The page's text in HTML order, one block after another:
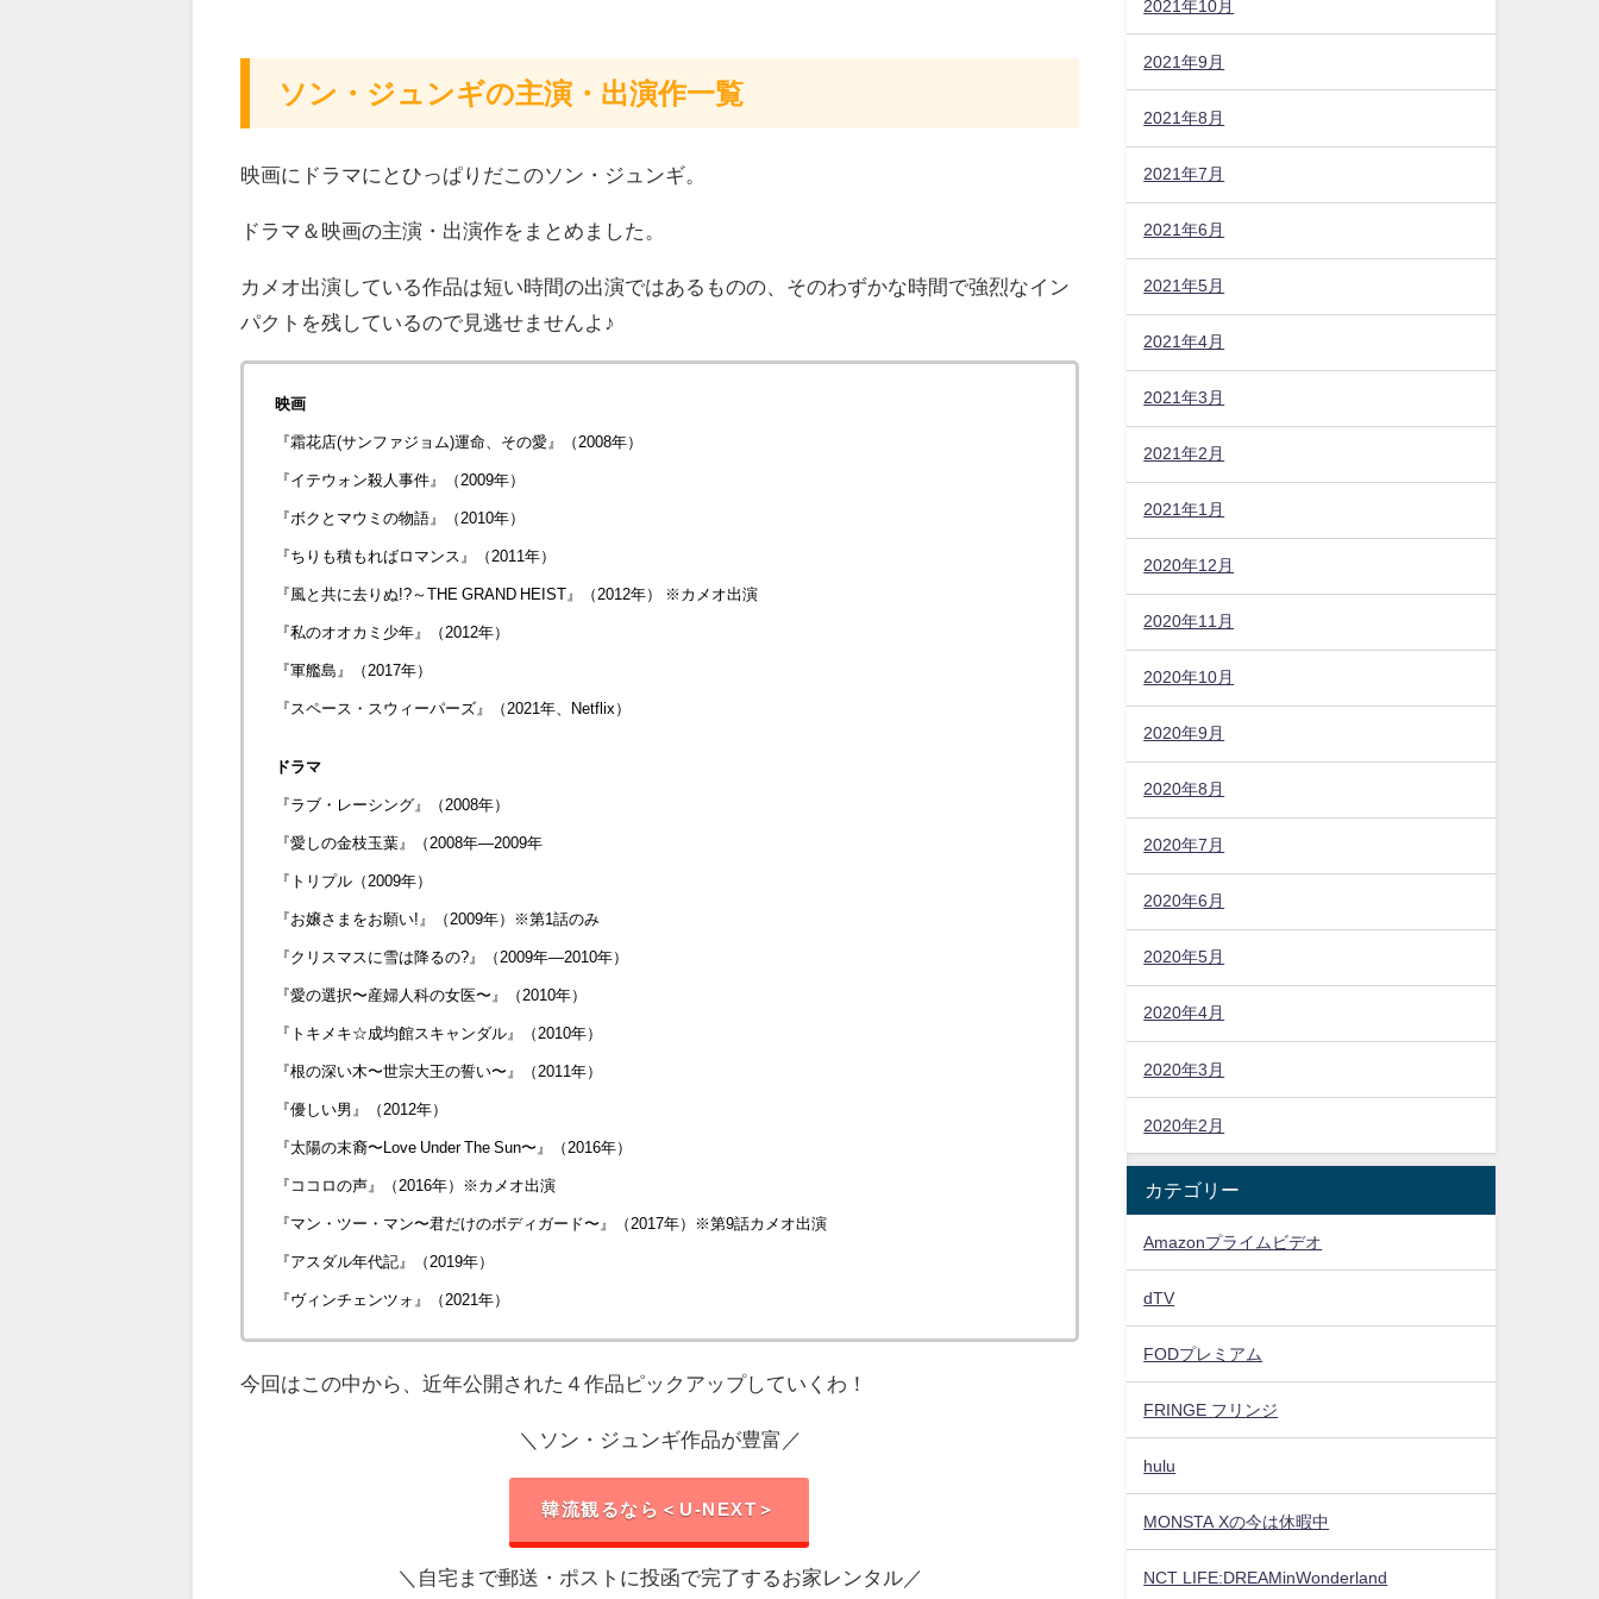
ソン・ジュンギの主演・出演作一覧
映画にドラマにとひっぱりだこのソン・ジュンギ。
ドラマ＆映画の主演・出演作をまとめました。
カメオ出演している作品は短い時間の出演ではあるものの、そのわずかな時間で強烈なイン
パクトを残しているので見逃せませんよ♪
映画
『霜花店(サンファジョム)運命、その愛』（2008年）
『イテウォン殺人事件』（2009年）
『ボクとマウミの物語』（2010年）
『ちりも積もればロマンス』（2011年）
『風と共に去りぬ!?～THE GRAND HEIST』（2012年） ※カメオ出演
『私のオオカミ少年』（2012年）
『軍艦島』（2017年）
『スペース・スウィーパーズ』（2021年、Netflix）
ドラマ
『ラブ・レーシング』（2008年）
『愛しの金枝玉葉』（2008年―2009年
『トリプル（2009年）
『お嬢さまをお願い!』（2009年）※第1話のみ
『クリスマスに雪は降るの?』（2009年―2010年）
『愛の選択〜産婦人科の女医〜』（2010年）
『トキメキ☆成均館スキャンダル』（2010年）
『根の深い木〜世宗大王の誓い〜』（2011年）
『優しい男』（2012年）
『太陽の末裔〜Love Under The Sun〜』（2016年）
『ココロの声』（2016年）※カメオ出演
『マン・ツー・マン〜君だけのボディガード〜』（2017年）※第9話カメオ出演
『アスダル年代記』（2019年）
『ヴィンチェンツォ』（2021年）
今回はこの中から、近年公開された４作品ピックアップしていくわ！
＼ソン・ジュンギ作品が豊富／
韓流観るなら＜U-NEXT＞
＼自宅まで郵送・ポストに投函で完了するお家レンタル／
2021年10月
2021年9月
2021年8月
2021年7月
2021年6月
2021年5月
2021年4月
2021年3月
2021年2月
2021年1月
2020年12月
2020年11月
2020年10月
2020年9月
2020年8月
2020年7月
2020年6月
2020年5月
2020年4月
2020年3月
2020年2月
カテゴリー
Amazonプライムビデオ
dTV
FODプレミアム
FRINGE フリンジ
hulu
MONSTA Xの今は休暇中
NCT LIFE:DREAMinWonderland